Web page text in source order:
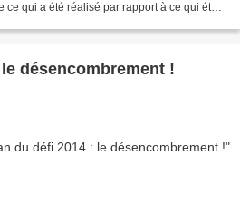
qui a été réalisé par rapport à ce qui était
désencombrement !